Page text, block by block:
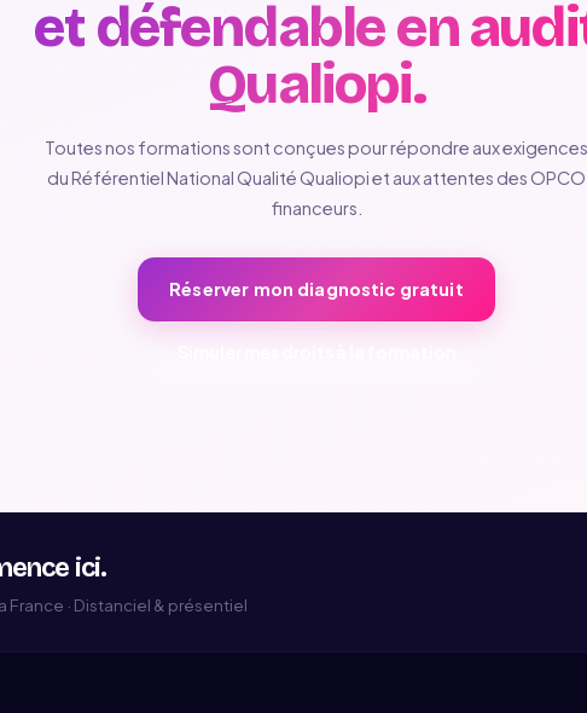
et défendable en
Qualiopi.
Toutes nos formations sont conçues pour répondre aux exigences
du Référentiel National Qualité Qualiopi et aux attentes des OPCO
financeurs.
Réserver mon diagnostic gratuit
ici.
· Distanciel & présentiel